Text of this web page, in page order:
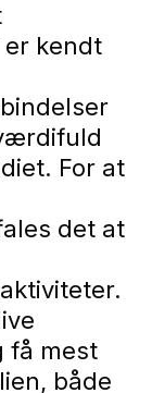
er kendt
For at
det at
få mest
både